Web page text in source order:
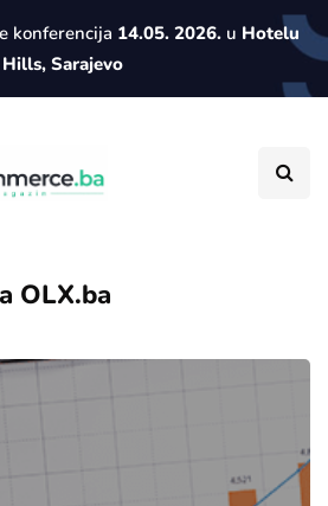
konferencija 14.05. 2026.u Hotelu
Hills, Sarajevo
OLX.ba